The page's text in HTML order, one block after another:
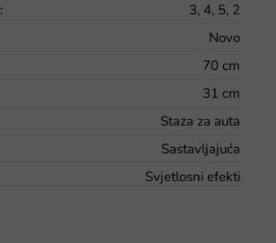
:
3, 4, 5, 2
Novo
70 cm
31 cm
Staza za auta
Sastavljajuća
Svjetlosni efekti